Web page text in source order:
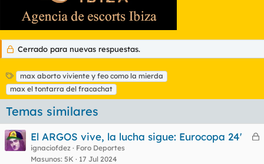
Cerrado para nuevas respuestas.
E
t
i
u
e
t
a
max aborto viviente y feo como la mierda
max el tontarra del fracachat
Temas similares
C
El ARGOS vive, la lucha sigue: Eurocopa 24'
ignaciofdez
Foro Deportes
Masunos 5K 17 Jul 2024